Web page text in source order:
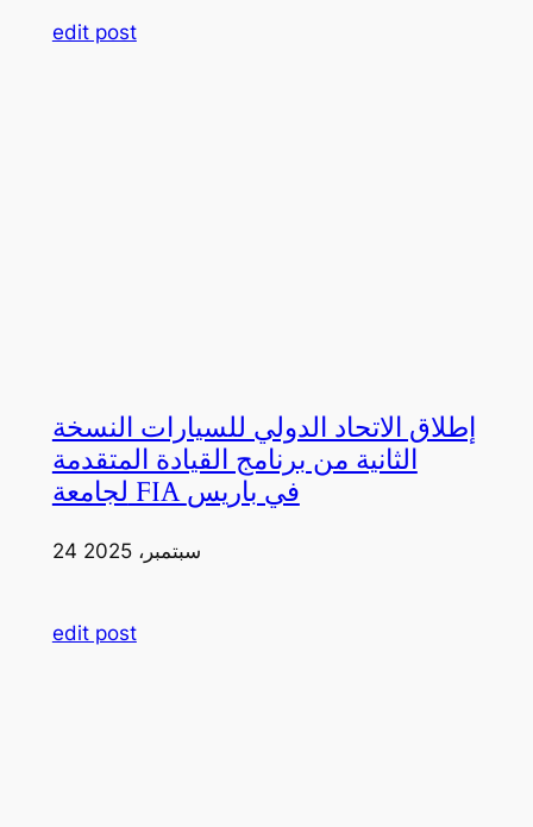
edit post
إطلاق الاتحاد الدولي للسيارات النسخة
الثانية من برنامج القيادة المتقدمة
لجامعة FIA في باريس
24 سبتمبر، 2025
edit post